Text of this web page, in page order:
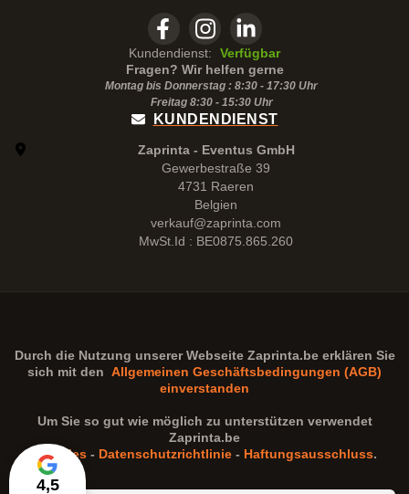
4,5
Kundendienst:
Verfügbar
Fragen? Wir helfen gerne
Montag bis Donnerstag : 8:30 - 17:30 Uhr
Freitag 8:30 - 15:30Uhr
KUNDENDIENST
Zaprinta - Eventus GmbH
Gewerbestraße 39
4731 Raeren
Belgien
verkauf@zaprinta.com
MwSt.Id : BE0875.865.260
Durch die Nutzung unserer Webseite Zaprinta.beerklären Sie
sich mit den Allgemeinen Geschäftsbedingungen (AGB)
einverstanden
Um Sie so gut wie möglich zu unterstützen verwendet
Zaprinta.be
Cookies - Datenschutzrichtlinie - Haftungsausschluss.